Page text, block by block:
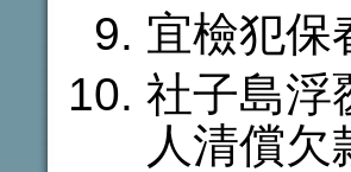
宜檢犯
社子島
人清償欠